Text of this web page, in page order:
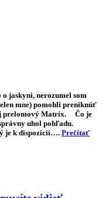
jaskyni, nerozumel som
mne) pomohli preniknúť
prelomový Matrix. Čo je
uhol pohľadu.
je k dispozícii…. Prečítať